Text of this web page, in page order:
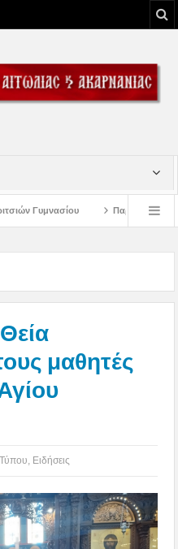
πρώτης εβδομάδος
μαθητές
Ειδήσεις